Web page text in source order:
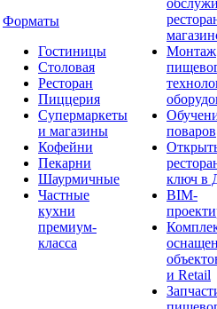
Форматы
Гостиницы
Столовая
Ресторан
Пиццерия
Супермаркеты
и магазины
Кофейни
Пекарни
Шаурмичные
Частные
кухни
премиум-
класса
Монтаж
поваров
ключ в
BIM-
и Retail